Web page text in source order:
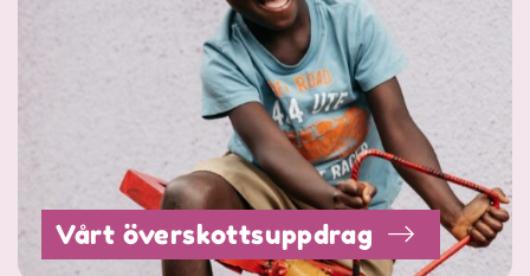
Vårt överskottsuppdrag